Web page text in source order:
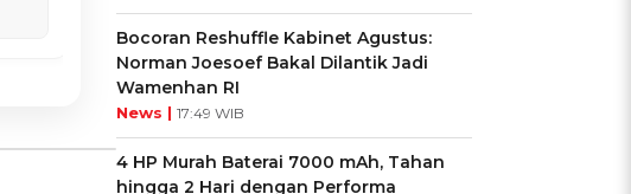
Ikuti Kuisnya ➔ Ikuti Kuisnya ➔
Bocoran Reshuffle Kabinet Agustus:
Norman Joesoef Bakal Dilantik Jadi
Wamenhan RI
News | 17:49 WIB
4 HP Murah Baterai 7000 mAh, Tahan
hingga 2 Hari dengan Performa